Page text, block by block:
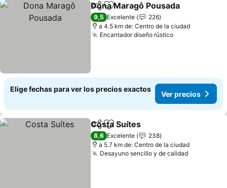
CompartirAgregar a favoritos
Dona Maragô Pousada
9,5 Excelente
226
a 4.5 km de: Centro de la ciudad
Encantador diseño rústico
Elige fechas para ver los precios exactos
Ver precios
CompartirAgregar a favoritos
Costa Suítes
8,6 Excelente
238
a 5.7 km de: Centro de la ciudad
Desayuno sencillo y de calidad